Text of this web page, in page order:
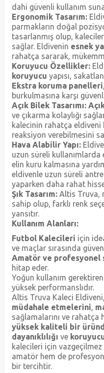
dahi güvenli kullanım
Ergonomik Tasarım:
parmakların doğal
tasarlanmış olup,
sağlar. Eldivenin esnek
rahatça sararak,
Koruyucu Özellikler:
koruyucu yapısı,
Ekstra koruma panelleri
burkulmasına karşı
Açık Bilek Tasarımı:
ve çıkarma kolaylığı
kalecinin rahatça eldiveni
reaksiyon verebilmesini
Hava Alabilir Yapı:
uzun süreli kullanımlarda
elin kuru kalmasına
eldivenle uzun süreli
yaparken daha rahat
Şık Tasarım:Altis Truva,
sahip olup, farklı renk
yansıtır.
Kullanım Alanları:
Futbol Kalecileri için
ve maçlar sırasında
Amatör ve profesyonel
hitap eder.
Yoğun kullanım
yüksek performanslıdır.
Altis Truva Kaleci
müdahale etmelerini,
sağlamalarını ve
yüksek kaliteli bir
dayanıklılığı ve
kalecileri için
amatör hem de
bir tercihtir.